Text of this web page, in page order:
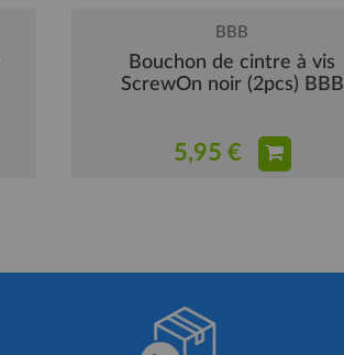
BBB
Bouchon de cintre à vis
ScrewOn noir (2pcs) BBB
5,95 €